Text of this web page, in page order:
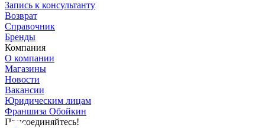
Запись к консультанту
Возврат
Справочник
Бренды
Компания
О компании
Магазины
Новости
Вакансии
Юридическим лицам
Франшиза Обойкин
Присоединяйтесь!